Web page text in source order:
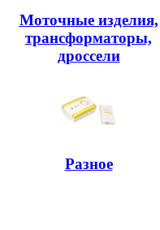
Моточные изделия,
трансформаторы,
дроссели
Разное